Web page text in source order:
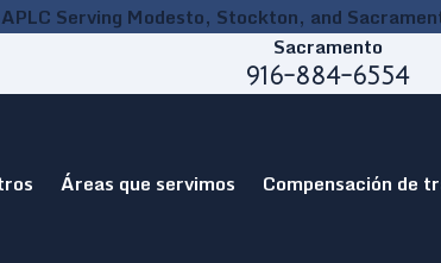
Serving Modesto, Stockton, and
Sacramento
916-884-6554
Áreas que servimos Compensación de